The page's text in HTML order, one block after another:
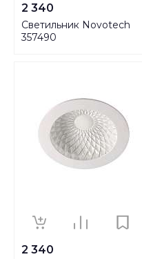
2 340
Светильник Novotech
357490
2 340